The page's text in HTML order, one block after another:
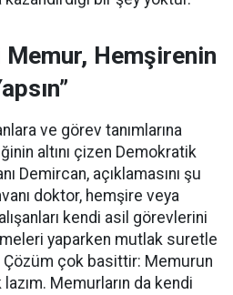
Hemşirenin
ve görev tanımlarına
altını çizen Demokratik
Demircan, açıklamasını şu
doktor, hemşire veya
kendi asil görevlerini
yaparken mutlak suretle
Çözüm çok basittir: Memurun
Memurların da kendi